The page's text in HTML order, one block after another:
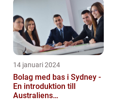
14 januari 2024
Bolag med bas i Sydney -
En introduktion till
Australiens